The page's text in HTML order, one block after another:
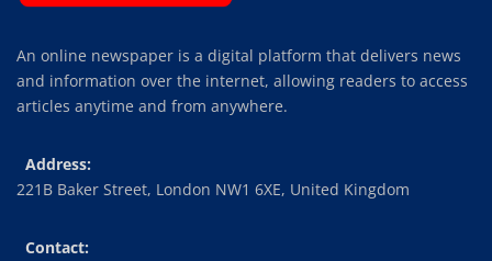
An online newspaper is a digital platform that delivers news
and information over the internet, allowing readers to access
articles anytime and from anywhere.
Address:
221B Baker Street, London NW1 6XE, United Kingdom
Contact: